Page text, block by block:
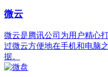
微云
微云是腾讯公司为用户精心
过微云方便地在手机和电脑
据。